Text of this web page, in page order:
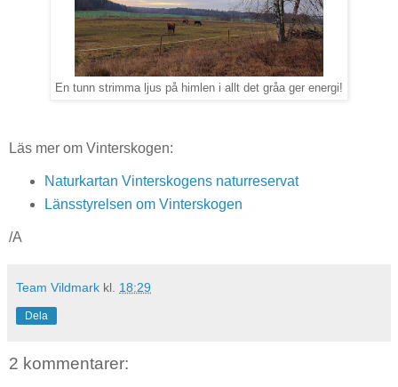
En tunn strimma ljus på himlen i allt det gråa ger energi!
Läs mer om Vinterskogen:
Naturkartan Vinterskogens naturreservat
Länsstyrelsen om Vinterskogen
/A
Team Vildmark kl. 18:29
Dela
2 kommentarer: